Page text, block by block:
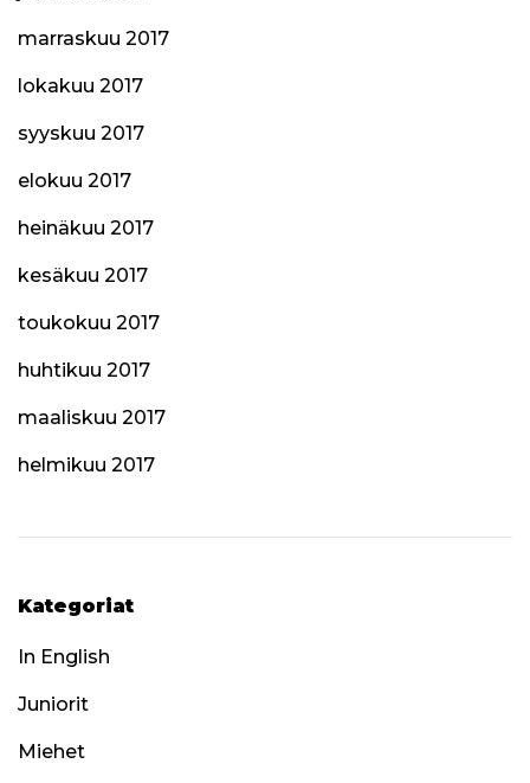
marraskuu 2017
lokakuu 2017
syyskuu 2017
elokuu 2017
heinäkuu 2017
kesäkuu 2017
toukokuu 2017
huhtikuu 2017
maaliskuu 2017
helmikuu 2017
Kategoriat
In English
Juniorit
Miehet